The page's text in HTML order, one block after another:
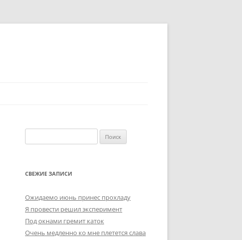
СВЕЖИЕ ЗАПИСИ
Ожидаемо июнь принес прохладу
Я провести решил эксперимент
Под окнами гремит каток
Очень медленно ко мне плетется слава